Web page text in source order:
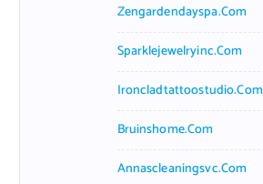
Zengardendayspa.com
Sparklejewelryinc.com
Ironcladtattoostudio.com
Bruinshome.com
Annascleaningsvc.com